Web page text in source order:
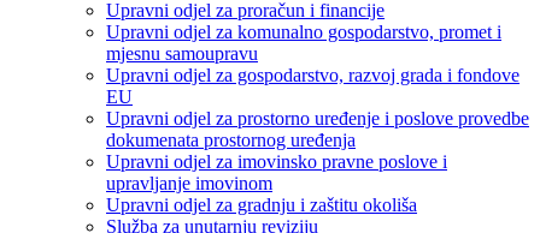
Upravni odjel za proračun i financije
Upravni odjel za komunalno gospodarstvo, promet i
mjesnu samoupravu
Upravni odjel za gospodarstvo, razvoj grada i fondove
EU
Upravni odjel za prostorno uređenje i poslove provedbe
dokumenata prostornog uređenja
Upravni odjel za imovinsko pravne poslove i
upravljanje imovinom
Upravni odjel za gradnju i zaštitu okoliša
Služba za unutarnju reviziju